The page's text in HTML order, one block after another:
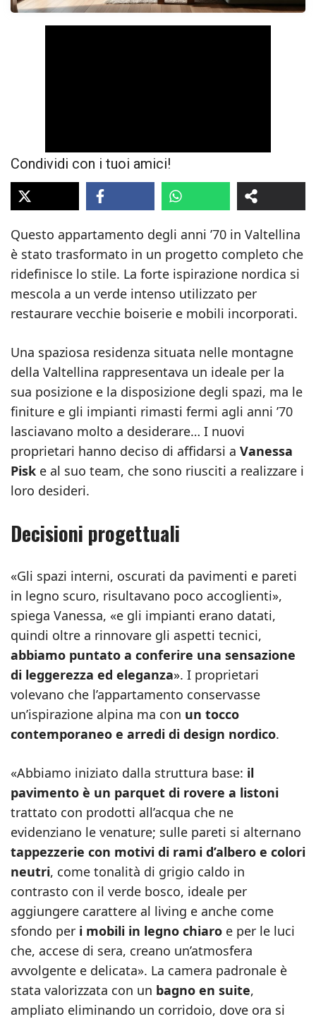
Condividi con i tuoi amici!
Questo appartamento degli anni ’70 in Valtellina
è stato trasformato in un progetto completo che
ridefinisce lo stile. La forte ispirazione nordica si
mescola a un verde intenso utilizzato per
restaurare vecchie boiserie e mobili incorporati.
Una spaziosa residenza situata nelle montagne
della Valtellina rappresentava un ideale per la
sua posizione e la disposizione degli spazi, ma le
finiture e gli impianti rimasti fermi agli anni ’70
lasciavano molto a desiderare… I nuovi
proprietari hanno deciso di affidarsi a Vanessa
Pisk e al suo team, che sono riusciti a realizzare i
loro desideri.
Decisioni progettuali
«Gli spazi interni, oscurati da pavimenti e pareti
in legno scuro, risultavano poco accoglienti»,
spiega Vanessa, «e gli impianti erano datati,
quindi oltre a rinnovare gli aspetti tecnici,
abbiamo puntato a conferire una sensazione
di leggerezza ed eleganza». I proprietari
volevano che l’appartamento conservasse
un’ispirazione alpina ma con un tocco
contemporaneo e arredi di design nordico.
«Abbiamo iniziato dalla struttura base: il
pavimento è un parquet di rovere a listoni
trattato con prodotti all’acqua che ne
evidenziano le venature; sulle pareti si alternano
tappezzerie con motivi di rami d’albero e colori
neutri, come tonalità di grigio caldo in
contrasto con il verde bosco, ideale per
aggiungere carattere al living e anche come
sfondo per i mobili in legno chiaro e per le luci
che, accese di sera, creano un’atmosfera
avvolgente e delicata». La camera padronale è
stata valorizzata con un bagno en suite,
ampliato eliminando un corridoio, dove ora si